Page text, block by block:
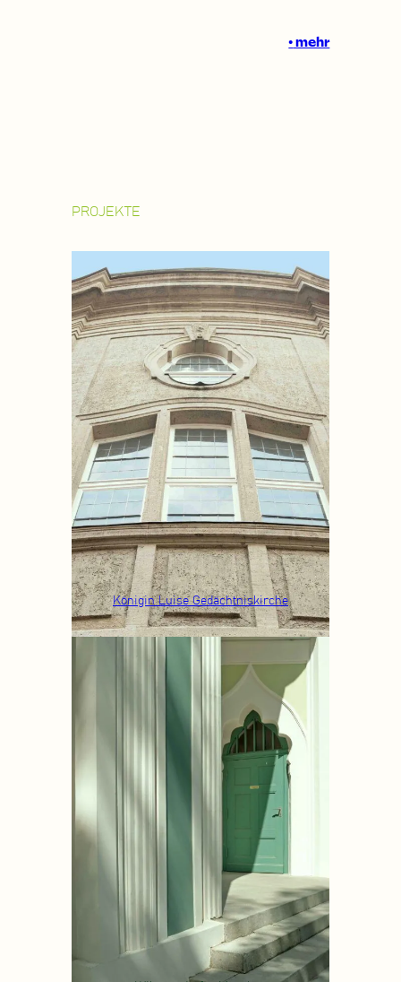
•mehr
PROJEKTE
Königin Luise Gedächtniskirche